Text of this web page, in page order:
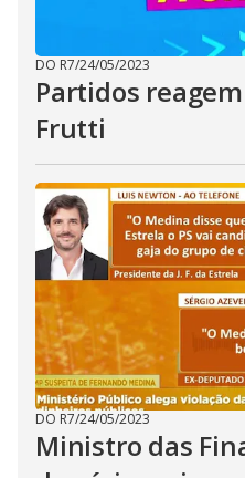
DO R7/24/05/2023
Partidos
Frutti
DO R7/24/05/2023
Ministro das